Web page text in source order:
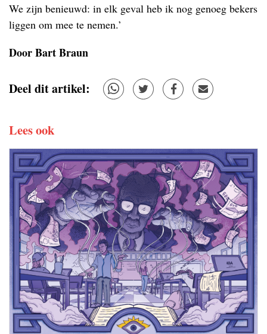
We zijn benieuwd: in elk geval heb ik nog genoeg bekers
liggen om mee te nemen.’
Door Bart Braun
Deel dit artikel:
Lees ook